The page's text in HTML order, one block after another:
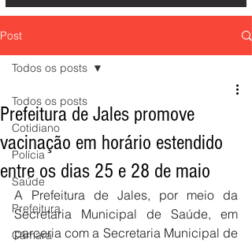
Post
Todos os posts
Cotidiano
Polícia
Saúde
Prefeitura
Câmara
Todos os posts
Prefeitura de Jales promove
vacinação em horário estendido
entre os dias 25 e 28 de maio
A Prefeitura de Jales, por meio da
Secretaria Municipal de Saúde, em
parceria com a Secretaria Municipal de